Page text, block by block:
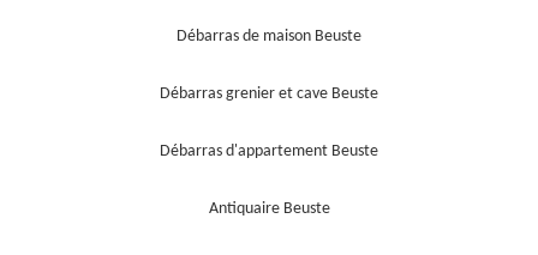
Débarras de maison Beuste
Débarras grenier et cave Beuste
Débarras d'appartement Beuste
Antiquaire Beuste